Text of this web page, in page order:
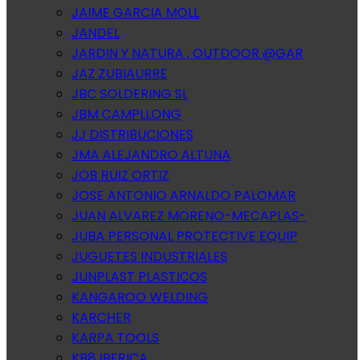
JAIME GARCIA MOLL
JANDEL
JARDIN Y NATURA , OUTDOOR @GAR
JAZ ZUBIAURRE
JBC SOLDERING SL
JBM CAMPLLONG
JJ DISTRIBUCIONES
JMA ALEJANDRO ALTUNA
JOB RUIZ ORTIZ
JOSE ANTONIO ARNALDO PALOMAR
JUAN ALVAREZ MORENO-MECAPLAS-
JUBA PERSONAL PROTECTIVE EQUIP
JUGUETES INDUSTRIALES
JUNPLAST PLASTICOS
KANGAROO WELDING
KARCHER
KARPA TOOLS